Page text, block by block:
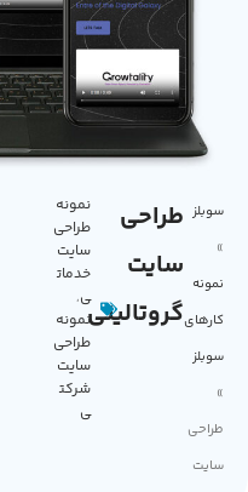
سوبلز
»
نمونه
کارهای
سوبلز
»
طراحی
سایت
طراحی
سایت
گروتالیتی
نمونه
طراحی
سایت
خدمات
ی,
نمونه
طراحی
سایت
شرکت
ی